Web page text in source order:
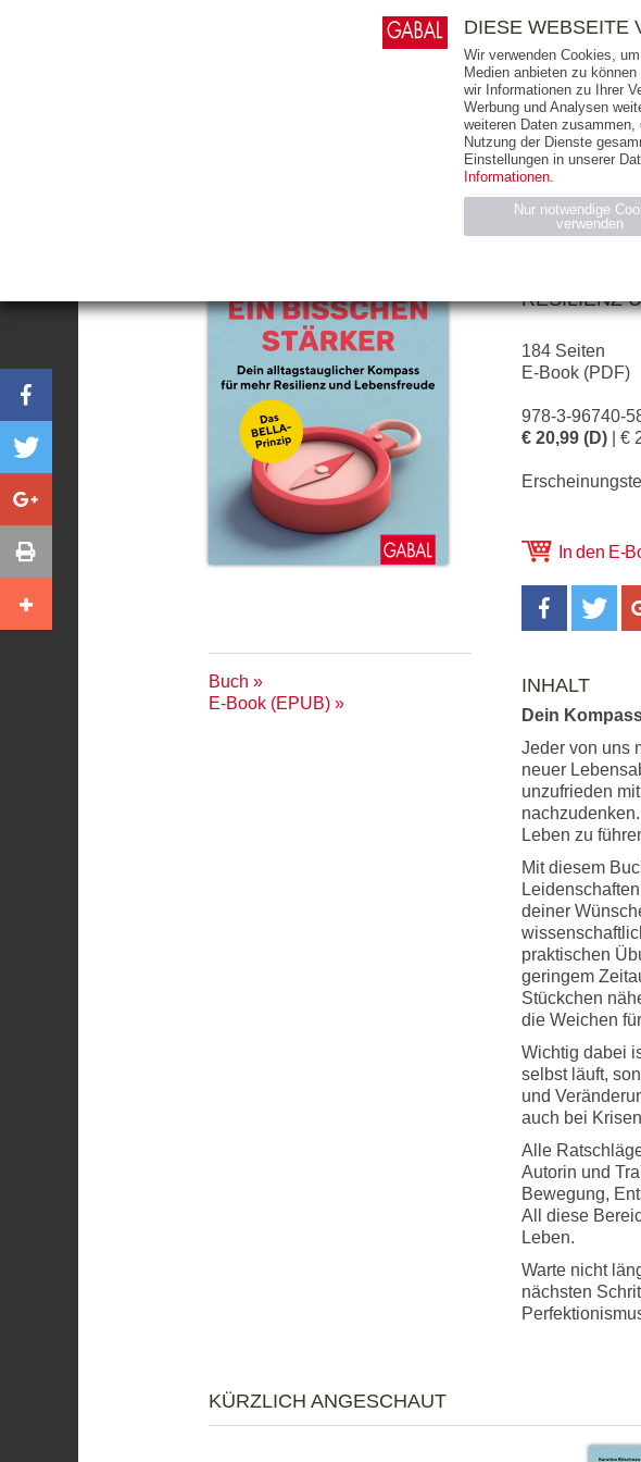
KAROLINE
Jeden
RESILIENZ
184 Seiten
E-Book (PDF)
978-3-96740-
€ 20,99 (D) | €
In den E-
INHALT
Dein
Jeder von uns
neuer
unzufrieden
Leben zu
Mit diesem
deiner
praktischen
geringem
Stückchen
die Weichen
Wichtig dabei
selbst läuft,
und
auch bei
Alle
Autorin und
Bewegung,
All diese
Leben.
Warte nicht
nächsten
Buch
E-Book (EPUB)
KÜRZLICH ANGESCHAUT
THEMEN
RIGHTS
DIESE WEBSEITE
Wir verwenden Cookies,
Medien anbieten zu
wir Informationen zu Ihrer
Werbung und Analysen
weiteren Daten
Nutzung der Dienste
Einstellungen in unserer
Informationen.
Nur notwendige
verwenden
Name
gabal-
verlag.de
Wird
GV_COOKIES
gabal-